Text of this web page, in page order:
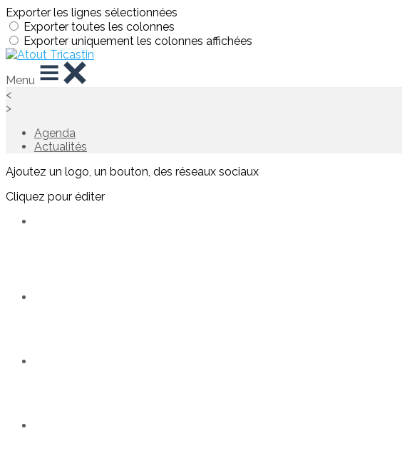
Exporter les lignes sélectionnées
Exporter toutes les colonnes
Exporter uniquement les colonnes affichées
Menu
<
>
Agenda
Actualités
Ajoutez un logo, un bouton, des réseaux sociaux
Cliquez pour éditer